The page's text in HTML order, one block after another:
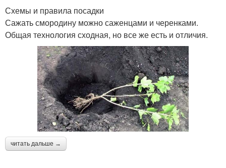
Схемы и правила посадки
Сажать смородину можно саженцами и черенками.
Общая технология сходная, но все же есть и отличия.
читать дальше →